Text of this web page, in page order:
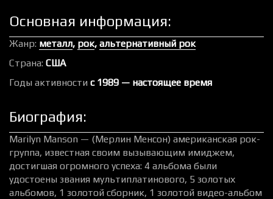
Основная информация:
Жанр: металл, рок, альтернативный рок
Страна: США
Годы активности c 1989 — настоящее время
Биография:
Marilyn Manson — (Мерлин Менсон) американская рок-
группа, известная своим вызывающим имиджем,
достигшая огромного успеха: 4 альбома были
удостоены звания мультиплатинового, 5 золотых
альбомов, 1 золотой сборник, 1 золотой видео-альбом